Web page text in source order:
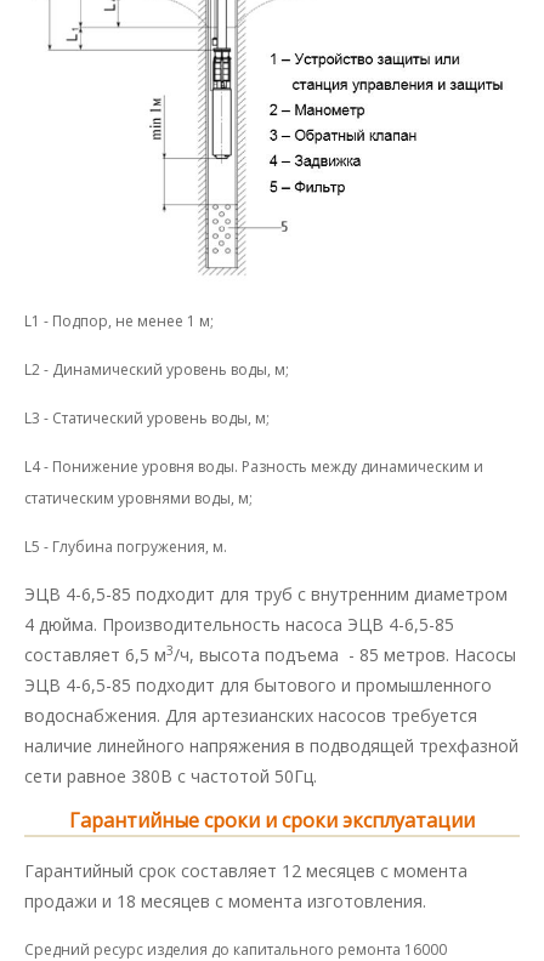
L1 - Подпор, не менее 1 м;
L2 - Динамический уровень воды, м;
L3 - Статический уровень воды, м;
L4 - Понижение уровня воды. Разность между динамическим и
статическим уровнями воды, м;
L5 - Глубина погружения, м.
ЭЦВ 4-6,5-85 подходит для труб с внутренним диаметром
4 дюйма. Производительность насоса ЭЦВ 4-6,5-85
составляет 6,5 м3/ч, высота подъема - 85 метров. Насосы
ЭЦВ 4-6,5-85 подходит для бытового и промышленного
водоснабжения. Для артезианских насосов требуется
наличие линейного напряжения в подводящей трехфазной
сети равное 380В с частотой 50Гц.
Гарантийные сроки и сроки эксплуатации
Гарантийный срок составляет 12 месяцев с момента
продажи и 18 месяцев с момента изготовления.
Средний ресурс изделия до капитального ремонта 16000